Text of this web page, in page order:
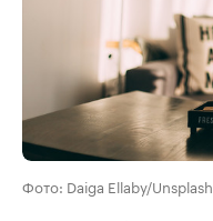
Фото: Daiga Ellaby/Unsplash